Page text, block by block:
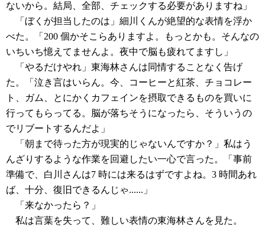
ないから。結局、全部、チェックする必要がありますね」
「ぼくが担当したのは」細川くんが絶望的な表情を浮か
べた。「200 個かそこらありますよ。もっとかも。そんなの
いちいち憶えてませんよ。夜中で脳も疲れてますし」
「やるだけやれ」東海林さんは同情することなく告げ
た。「泣き言はいらん。今、コーヒーと紅茶、チョコレー
ト、ガム、とにかくカフェインを摂取できるものを買いに
行ってもらってる。脳が落ちそうになったら、そういうの
でリブートするんだよ」
「朝まで待った方が現実的じゃないんですか？」私はう
んざりするような作業を回避したい一心で言った。「事前
準備で、白川さんは7 時には来るはずですよね。3 時間あれ
ば、十分、復旧できるんじゃ......」
「来なかったら？」
私は言葉を失って、難しい表情の東海林さんを見た。